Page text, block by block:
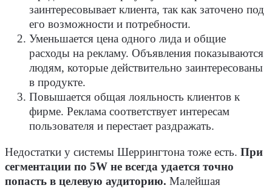
заинтересовывает клиента, так как заточено под
его возможности и потребности.
Уменьшается цена одного лида и общие
расходы на рекламу. Объявления показываются
людям, которые действительно заинтересованы
в продукте.
Повышается общая лояльность клиентов к
фирме. Реклама соответствует интересам
пользователя и перестает раздражать.
Недостатки у системы Шеррингтона тоже есть. При
сегментации по 5W не всегда удается точно
попасть в целевую аудиторию. Малейшая